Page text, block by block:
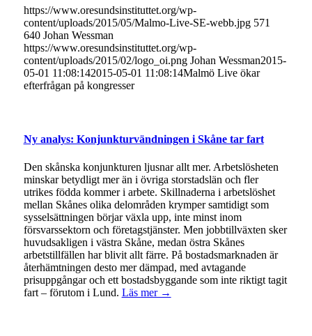
https://www.oresundsinstituttet.org/wp-
content/uploads/2015/05/Malmo-Live-SE-webb.jpg 571
640 Johan Wessman
https://www.oresundsinstituttet.org/wp-
content/uploads/2015/02/logo_oi.png Johan Wessman2015-
05-01 11:08:142015-05-01 11:08:14Malmö Live ökar
efterfrågan på kongresser
Ny analys: Konjunkturvändningen i Skåne tar fart
Den skånska konjunkturen ljusnar allt mer. Arbetslösheten
minskar betydligt mer än i övriga storstadslän och fler
utrikes födda kommer i arbete. Skillnaderna i arbetslöshet
mellan Skånes olika delområden krymper samtidigt som
sysselsättningen börjar växla upp, inte minst inom
försvarssektorn och företagstjänster. Men jobbtillväxten sker
huvudsakligen i västra Skåne, medan östra Skånes
arbetstillfällen har blivit allt färre. På bostadsmarknaden är
återhämtningen desto mer dämpad, med avtagande
prisuppgångar och ett bostadsbyggande som inte riktigt tagit
fart – förutom i Lund. Läs mer →